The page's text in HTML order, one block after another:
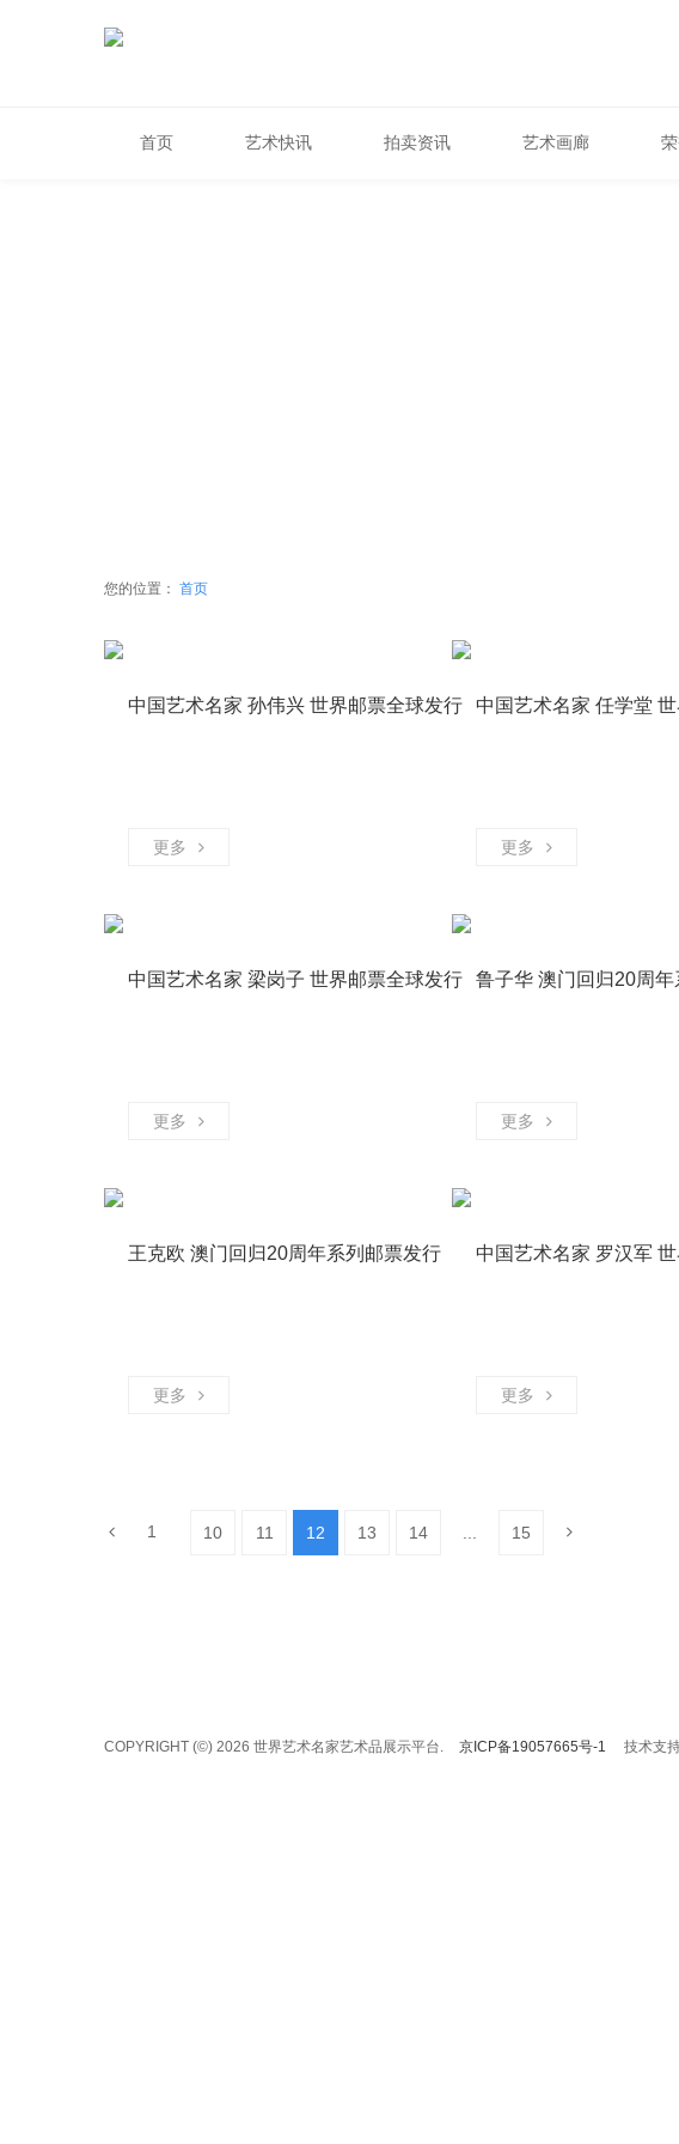
首页 艺术快讯 拍卖资讯 艺术画廊
您的位置： 首页
中国艺术名家 孙伟兴 世界邮票全球发行 非遗艺术家
更多
中国艺术名家 任学堂
更多
中国艺术名家 梁岗子 世界邮票全球发行 非遗艺术家
更多
鲁子华 澳门回归20周
更多
王克欧 澳门回归20周年系列邮票发行 书画艺术家
更多
中国艺术名家 罗汉军
更多
1 10 11 12 13 14 15
COPYRIGHT (©) 2026 世界艺术名家艺术品展示平台. 京ICP备19057665号-1 技术支